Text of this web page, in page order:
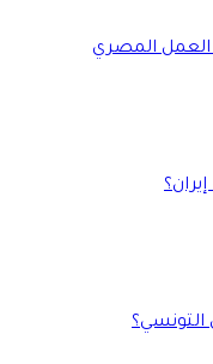
التونسي؟